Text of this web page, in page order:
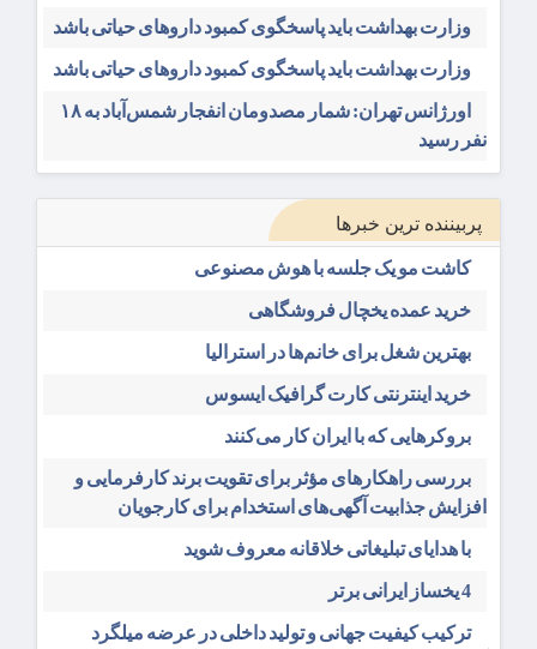
وزارت بهداشت باید پاسخگوی کمبود داروهای حیاتی باشد
وزارت بهداشت باید پاسخگوی کمبود داروهای حیاتی باشد
اورژانس تهران: شمار مصدومان انفجار شمس‌آباد به ۱۸
نفر رسید
پربیننده ترین خبرها
کاشت مو یک جلسه با هوش مصنوعی
خرید عمده یخچال فروشگاهی
بهترین شغل برای خانم‌ها در استرالیا
خرید اینترنتی کارت گرافیک ایسوس
بروکرهایی‌ که با ایران کار می‌کنند
بررسی راهکارهای مؤثر برای تقویت برند کارفرمایی و
افزایش جذابیت آگهی‌های استخدام برای کارجویان
با هدایای تبلیغاتی خلاقانه معروف شوید
4 یخساز ایرانی برتر
ترکیب کیفیت جهانی و تولید داخلی در عرضه میلگرد